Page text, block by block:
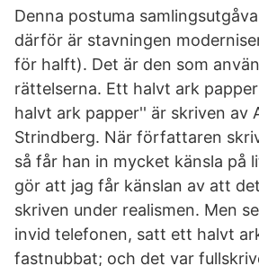
Denna postuma
därför är stavningen
för halft). Det är den som
rättelserna. Ett halvt ark
halvt ark papper'' är skriven av
Strindberg. När författaren
så får han in mycket känsla på
gör att jag får känslan av att
skriven under realismen. Men
invid telefonen, satt ett halvt
fastnubbat; och det var